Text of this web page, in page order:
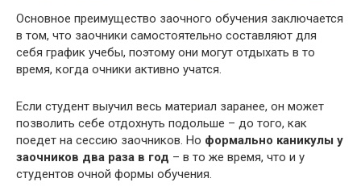
Основное преимущество заочного обучения заключается
в том, что заочники самостоятельно составляют для
себя график учебы, поэтому они могут отдыхать в то
время, когда очники активно учатся.
Если студент выучил весь материал заранее, он может
позволить себе отдохнуть подольше – до того, как
поедет на сессию заочников. Но формально каникулы у
заочников два раза в год – в то же время, что и у
студентов очной формы обучения.